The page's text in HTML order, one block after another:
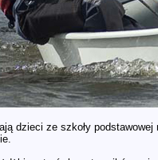
dzieci ze szkoły